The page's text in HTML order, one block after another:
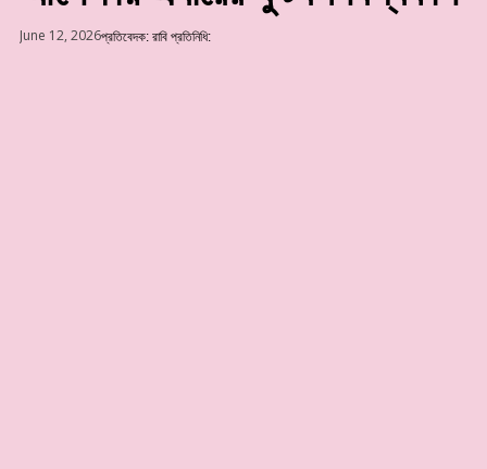
June 12, 2026প্রতিবেদক: রাবি প্রতিনিধি: